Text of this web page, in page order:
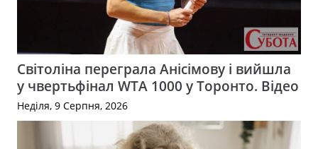
Світоліна переграла Анісімову і вийшла
у чвертьфінал WTA 1000 у Торонто. Відео
Неділя, 9 Серпня, 2026